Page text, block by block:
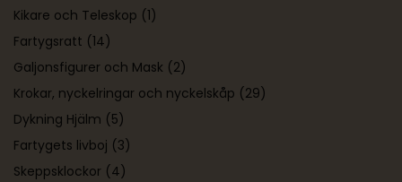
Kikare och Teleskop (1)
Fartygsratt (14)
Galjonsfigurer och Mask (2)
Krokar, nyckelringar och nyckelskåp (29)
Dykning Hjälm (5)
Fartygets livboj (3)
Skeppsklockor (4)